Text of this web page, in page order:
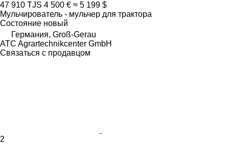
47 910 TJS 4 500 € ≈ 5 199 $
Мульчирователь - мульчер для трактора
Состояние новый
Германия, Groß-Gerau
ATC Agrartechnikcenter GmbH
Связаться с продавцом
2